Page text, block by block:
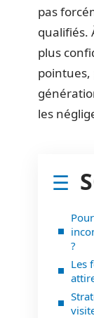
pas
qualifiés.
plus
les
?
Les